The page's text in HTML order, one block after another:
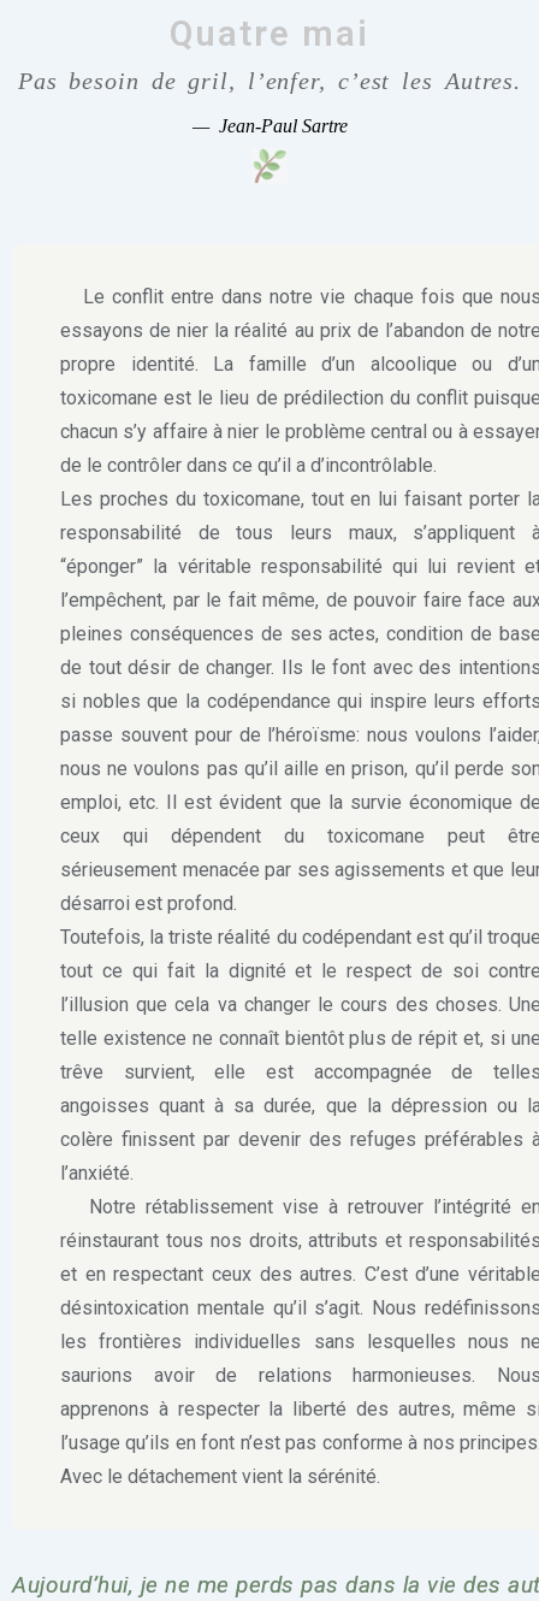
Quatre mai
Pas besoin de gril, l’enfer, c’est les Autres.
— Jean-Paul Sartre
Le conflit entre dans notre vie chaque fois que
essayons de nier la réalité au prix de l’abandon de
propre identité. La famille d’un alcoolique ou
toxicomane est le lieu de prédilection du conflit
chacun s’y affaire à nier le problème central ou à
de le contrôler dans ce qu’il a d’incontrôlable.
Les proches du toxicomane, tout en lui faisant porter
responsabilité de tous leurs maux, s’appliquent
“éponger” la véritable responsabilité qui lui revient
l’empêchent, par le fait même, de pouvoir faire face
pleines conséquences de ses actes, condition de
de tout désir de changer. Ils le font avec des
si nobles que la codépendance qui inspire leurs
passe souvent pour de l’héroïsme: nous voulons
nous ne voulons pas qu’il aille en prison, qu’il perde
emploi, etc. Il est évident que la survie économique
ceux qui dépendent du toxicomane peut
sérieusement menacée par ses agissements et que
désarroi est profond.
Toutefois, la triste réalité du codépendant est qu’il
tout ce qui fait la dignité et le respect de soi
l’illusion que cela va changer le cours des choses.
telle existence ne connaît bientôt plus de répit et, si
trêve survient, elle est accompagnée de
angoisses quant à sa durée, que la dépression ou
colère finissent par devenir des refuges préférables
l’anxiété.
Notre rétablissement vise à retrouver l’intégrité
réinstaurant tous nos droits, attributs et
et en respectant ceux des autres. C’est d’une
désintoxication mentale qu’il s’agit. Nous
les frontières individuelles sans lesquelles nous
saurions avoir de relations harmonieuses.
apprenons à respecter la liberté des autres, même
l’usage qu’ils en font n’est pas conforme à nos
Avec le détachement vient la sérénité.
Aujourd’hui, je ne me perds pas dans la vie des